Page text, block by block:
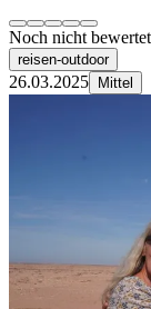
Noch nicht bewertet
reisen-outdoor
26.03.2025 Mittel